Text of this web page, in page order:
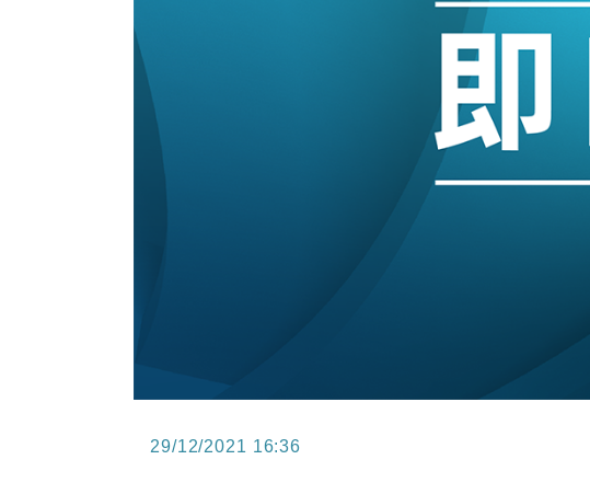
財經｜恒隆10月換帥 玩具「反」斗城亞洲CEO
財經｜韓股反覆波動收跌 連挫7周創逾3年最長
13:44 財經｜內地7月美元計價出口增近24%勝預期 貿
12:44 財經｜日本春季三度入市撐日圓 4月單日斥
11:12 國際｜特朗普料美伊戰事快結束 承認部分彈藥
財經｜SA售股自救後再出手 斥4億美元押注未上
29/12/2021 16:36